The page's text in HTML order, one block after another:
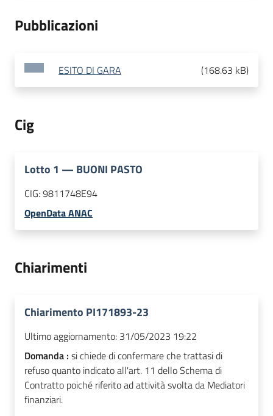
Pubblicazioni
ESITO DI GARA (168.63 kB)
Cig
Lotto 1 — BUONI PASTO
CIG:9811748E94
OpenData ANAC
Chiarimenti
Chiarimento PI171893-23
Ultimo aggiornamento: 31/05/2023 19:22
Domanda : si chiede di confermare che trattasi di
refuso quanto indicato all'art. 11 dello Schema di
Contratto poiché riferito ad attività svolta da Mediatori
finanziari.